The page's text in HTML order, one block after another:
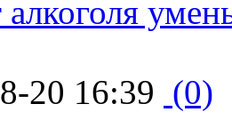
алкоголя
20 16:39 (0)